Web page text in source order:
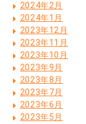
2024年2月
2024年1月
2023年12月
2023年11月
2023年10月
2023年9月
2023年8月
2023年7月
2023年6月
2023年5月